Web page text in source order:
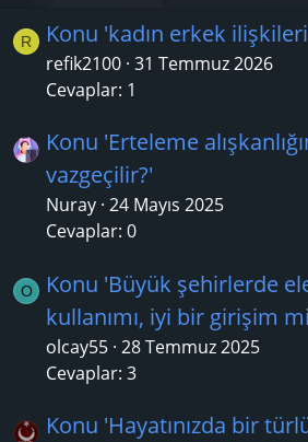
R Konu 'kadın erkek
refik2100 31 Temmuz 2026
Cevaplar: 1
Konu 'Erteleme
vazgeçilir?'
Nuray 24 Mayıs 2025
Cevaplar: 0
O
Konu 'Büyük şehirlerde
kullanımı, iyi bir girişim
olcay55 28 Temmuz 2025
Cevaplar: 3
Konu 'Hayatınızda bir